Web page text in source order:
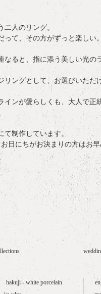
人のリング。
て、その方がずっと楽しい。
なると、指に添う美しい光の
リングとして、お選びいただ
インが愛らしくも、大人で正
て制作しています。
日にちがお決まりの方はお早
hakuji - white porcelain